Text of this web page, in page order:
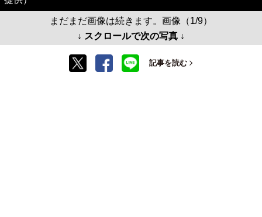
まだまだ画像は続きます。画像（1/9）
↓ スクロールで次の写真 ↓
記事を読む